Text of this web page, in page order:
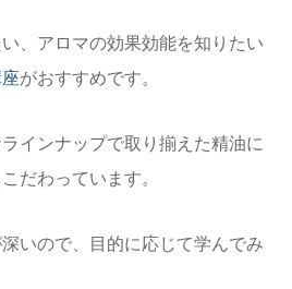
、アロマの効果効能を知りたい
がおすすめです。
インナップで取り揃えた精油に
だわっています。
いので、目的に応じて学んでみ